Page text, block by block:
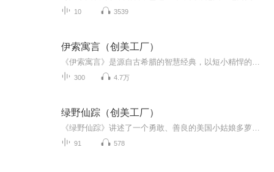
10 3539
伊索寓言（创美工厂）
300 4.7万
绿野仙踪（创美工厂）
91 578